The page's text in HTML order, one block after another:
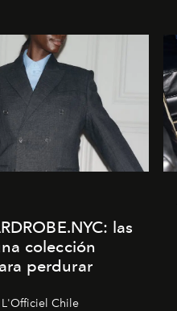
las
colección
perdurar
Chile